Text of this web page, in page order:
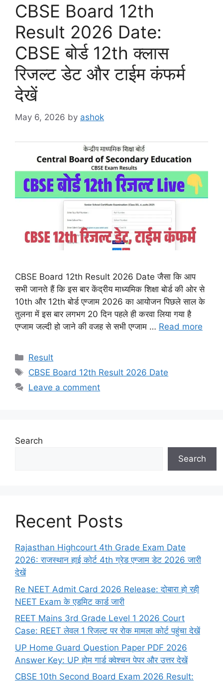
CBSE Board 12th
Result 2026 Date:
CBSE बोर्ड 12th क्लास
रिजल्ट डेट और टाईम कंफर्म
देखें
May 6, 2026 by ashok
CBSE Board 12th Result 2026 Date जैसा कि आप
सभी जानते हैं कि इस बार केंद्रीय माध्यमिक शिक्षा बोर्ड की ओर से
10th और 12th बोर्ड एग्जाम 2026 का आयोजन पिछले साल के
तुलना में इस बार लगभग 20 दिन पहले ही करवा लिया गया है
एग्जाम जल्दी हो जाने की वजह से सभी एग्जाम … Read more
Categories
Result
Tags
CBSE Board 12th Result 2026 Date
Leave a comment
Search
Search
Recent Posts
Rajasthan Highcourt 4th Grade Exam Date
2026: राजस्थान हाई कोर्ट 4th ग्रेड एग्जाम डेट 2026 जारी
देखें
Re NEET Admit Card 2026 Release: दोबारा हो रही
NEET Exam के एडमिट कार्ड जारी
REET Mains 3rd Grade Level 1 2026 Court
Case: REET लेवल 1 रिजल्ट पर रोक मामला कोर्ट पहुंचा देखें
UP Home Guard Question Paper PDF 2026
Answer Key: UP होम गार्ड क्वेश्चन पेपर और उत्तर देखें
CBSE 10th Second Board Exam 2026 Result: